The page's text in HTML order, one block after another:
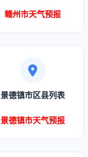
赣州市天气预报
景德镇市区县列表
景德镇市天气预报